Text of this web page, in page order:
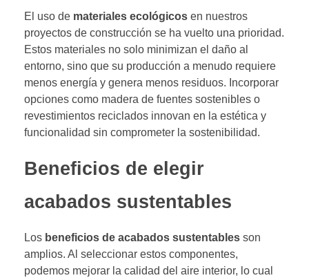
El uso de materiales ecológicos en nuestros
proyectos de construcción se ha vuelto una prioridad.
Estos materiales no solo minimizan el daño al
entorno, sino que su producción a menudo requiere
menos energía y genera menos residuos. Incorporar
opciones como madera de fuentes sostenibles o
revestimientos reciclados innovan en la estética y
funcionalidad sin comprometer la sostenibilidad.
Beneficios de elegir
acabados sustentables
Los beneficios de acabados sustentables son
amplios. Al seleccionar estos componentes,
podemos mejorar la calidad del aire interior, lo cual